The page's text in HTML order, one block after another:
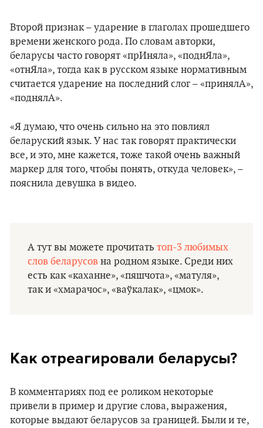
Второй признак – ударение в глаголах прошедшего
времени женского рода. По словам авторки,
беларусы часто говорят «прИняла», «поднЯла»,
«отнЯла», тогда как в русском языке нормативным
считается ударение на последний слог – «принялА»,
«поднялА».
«Я думаю, что очень сильно на это повлиял
беларуский язык. У нас так говорят практически
все, и это, мне кажется, тоже такой очень важный
маркер для того, чтобы понять, откуда человек», –
пояснила девушка в видео.
А тут вы можете прочитать топ-3 любимых
слов беларусов на родном языке. Среди них
есть как «каханне», «пяшчота», «матуля»,
так и «хмарачос», «ваўкалак», «цмок».
Как отреагировали беларусы?
В комментариях под ее роликом некоторые
привели в пример и другие слова, выражения,
которые выдают беларусов за границей. Были и те,